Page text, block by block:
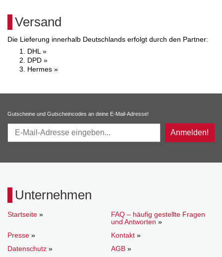
Versand
Die Lieferung innerhalb Deutschlands erfolgt durch den Partner:
DHL »
DPD »
Hermes »
Gutscheine und Gutscheincodes an deine E-Mail-Adresse!
Anmelden!
Unternehmen
Startseite »
FAQ – häufig gestellte Fragen
und Antworten »
Presse » Kontakt »
Datenschutz » AGB »